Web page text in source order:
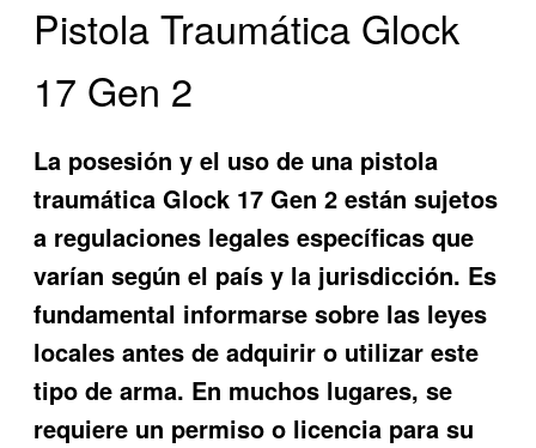
Pistola Traumática Glock
17 Gen 2
La posesión y el uso de una pistola
traumática Glock 17 Gen 2 están sujetos
a regulaciones legales específicas que
varían según el país y la jurisdicción. Es
fundamental informarse sobre las leyes
locales antes de adquirir o utilizar este
tipo de arma. En muchos lugares, se
requiere un permiso o licencia para su